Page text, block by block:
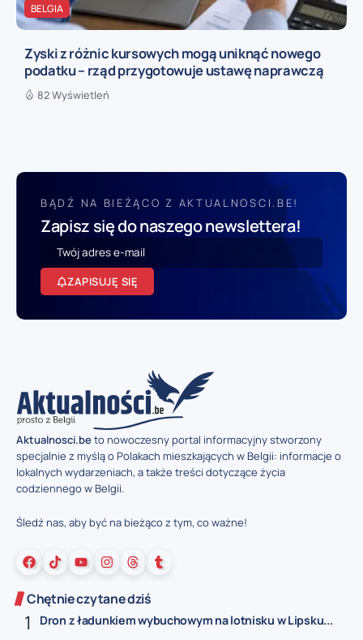
BELGIA
Zyski z różnic kursowych mogą uniknąć nowego
podatku – rząd przygotowuje ustawę naprawczą
82 Wyświetleń
BĄDŹ NA BIEŻĄCO Z AKTUALNOSCI.BE!
Zapisz się do naszego newslettera!
ZAPISUJĘ SIĘ
Aktualnosci.beto nowoczesny portal informacyjny stworzony
specjalnie z myślą o Polakach mieszkających w Belgii: informacje o
lokalnych wydarzeniach, a także treści dotyczące życia
codziennego w Belgii.
Śledź nas, aby być na bieżąco z tym, co ważne!
Chętnie czytane dziś
Dron z ładunkiem wybuchowym na lotnisku w Lipsku...